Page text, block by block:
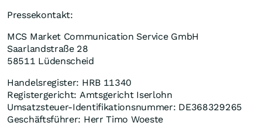
Pressekontakt:
MCS Market Communication Service GmbH
Saarlandstraße 28
58511 Lüdenscheid
Handelsregister: HRB 11340
Registergericht: Amtsgericht Iserlohn
Umsatzsteuer-Identifikationsnummer: DE368329265
Geschäftsführer: Herr Timo Woeste